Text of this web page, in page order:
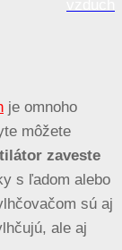
je omnoho
môžete
zaveste
s ľadom alebo
sú aj
ale aj